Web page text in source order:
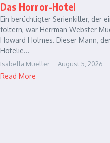
Das Horror-Hotel
Ein berüchtigter Serienkiller, der
foltern, war Herrman Webster
Howard Holmes. Dieser Mann,
Hotelie...
Isabella Mueller August 5, 2026
Read More